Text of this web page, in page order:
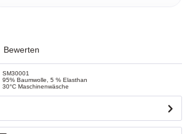
Bewerten
SM30001
95% Baumwolle, 5 % Elasthan
30°C Maschinenwäsche